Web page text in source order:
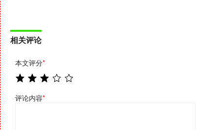
相关评论
本文评分*
评论内容*